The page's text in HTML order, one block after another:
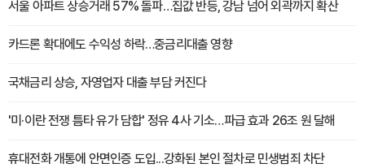
서울 아파트 상승거래 57% 돌파…집값 반등, 강남 넘어 외곽까지 확산
카드론 확대에도 수익성 하락…중금리대출 영향
국채금리 상승, 자영업자 대출 부담 커진다
'미·이란 전쟁 틈타 유가 담합' 정유 4사 기소…파급 효과 26조 원 달해
휴대전화 개통에 안면인증 도입...강화된 본인 절차로 민생범죄 차단